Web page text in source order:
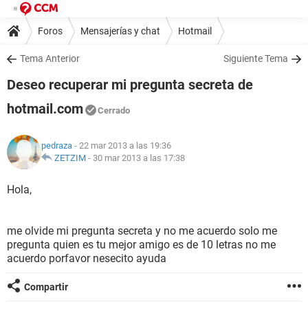
Foros Mensajerías y chat Hotmail
Tema Anterior Siguiente Tema
Deseo recuperar mi pregunta secreta de
hotmail.com
Cerrado
pedraza - 22 mar 2013 a las 19:36
ZETZIM - 30 mar 2013 a las 17:38
Hola,
me olvide mi pregunta secreta y no me acuerdo solo me
pregunta quien es tu mejor amigo es de 10 letras no me
acuerdo porfavor nesecito ayuda
Compartir